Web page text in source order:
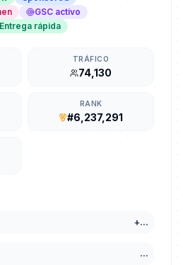
GSC activo
Entrega rápida
TRÁFICO
74,130
RANK
#6,237,291
+...
...